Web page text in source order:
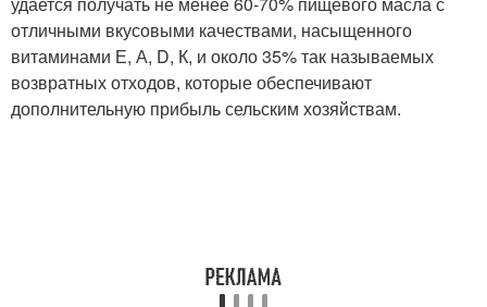
отличными вкусовыми качествами, насыщенного
витаминами Е, А, D, К, и около 35% так называемых
возвратных отходов, которые обеспечивают
дополнительную прибыль сельским хозяйствам.